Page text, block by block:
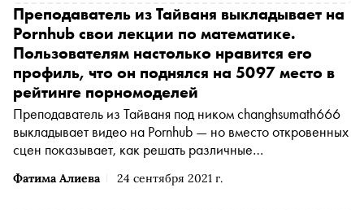
зонтиков»
Фатима Алиева 24 сентября 2021 г.
Преподаватель из Тайваня выкладывает на
Pornhub свои лекции по математике.
Пользователям настолько нравится его
профиль, что он поднялся на 5097 место в
рейтинге порномоделей
Преподаватель из Тайваня под ником changhsumath666
выкладывает видео на Pornhub — но вместо откровенных
сцен показывает, как решать различные
популярны, что профиль преподавателя даже занял 5097